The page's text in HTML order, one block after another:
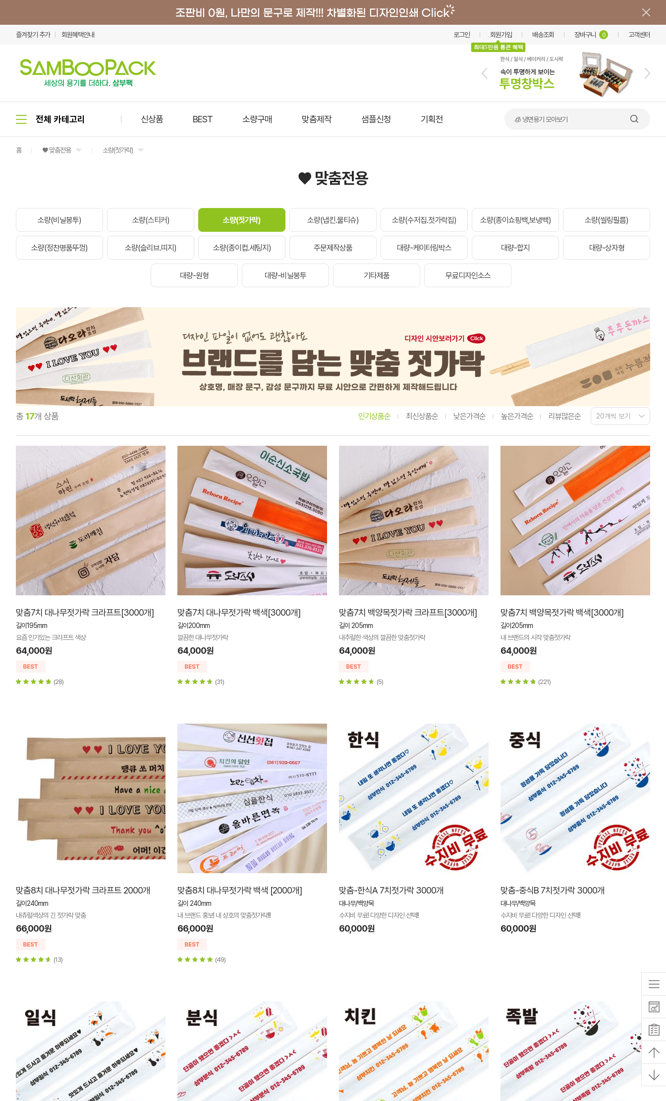
즐겨찾기 추가 회원혜택안내 로그인 회원가입
최대5만원 통큰 혜택
배송조회 장바구니 0 고객센터
신상품 BEST 소량구매 맞춤제작 샘플신청 기획전 🧊 냉면용기 모아보기
홈 ♥ 맞춤전용 소량(젓가락)
♥ 맞춤전용
소량(비닐봉투) 소량(스티커) 소량(젓가락) 소량(냅킨.물티슈) 소량(수저집.젓가락집) 소량(종이쇼핑백,보냉백) 소량(씰링필름)
소량(정찬명품뚜껑) 소량(슬리브.띠지) 소량(종이컵.세팅지) 주문제작상품 대량-케이터링박스 대량-합지 대량-상자형
대량-원형 대량-비닐봉투 기타제품 무료디자인소스
총 17개 상품 인기상품순 최신상품순 낮은가격순 높은가격순 리뷰많은순
맞춤7치 대나무젓가락 크라프트[3000개]
길이195mm
요즘 인기있는 크라프트 색상
64,000원
(28)
맞춤7치 대나무젓가락 백색[3000개]
길이200mm
깔끔한 대나무젓가락
64,000원
(31)
맞춤7치 백양목젓가락 크라프트[3000개]
길이 205mm
내추럴한 색상의 깔끔한 맞춤젓가락
64,000원
(5)
맞춤7치 백양목젓가락 백색[3000개]
길이205mm
내 브랜드의 시작 맞춤젓가락
64,000원
(221)
맞춤8치 대나무젓가락 크라프트 2000개
길이240mm
내츄럴색상의 긴 젓가락 맞춤
66,000원
(13)
맞춤8치 대나무젓가락 백색 [2000개]
길이 240mm
내 브랜드 홍보! 내 상호의 맞춤젓가락!!!
66,000원
(49)
맞춤-한식A 7치젓가락 3000개
대나무/백양목
수지비 무료! 다양한 디자인 선택!!
60,000원
맞춤-중식B 7치젓가락 3000개
대나무/백양목
수지비 무료! 다양한 디자인 선택!!
60,000원